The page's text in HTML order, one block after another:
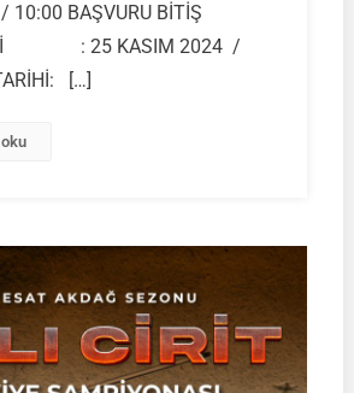
ANTRENÖR
YETİŞTİRME
KURSU
ARALIK
2024
10:00 BAŞVURU BİTİŞ
: 25 KASIM 2024 /
[…]
oku